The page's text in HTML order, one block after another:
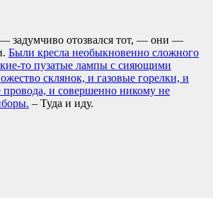
задумчиво отозвался тот, — они —
Были кресла необыкновенно сложного
то пузатые лампы с сияющими
склянок, и газовые горелки, и
провода, и совершенно никому не
– Туда и иду.